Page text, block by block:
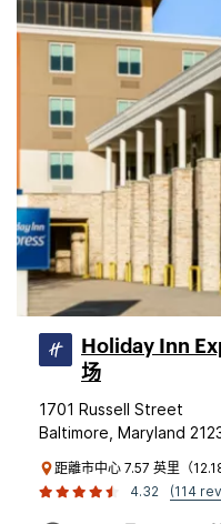
Holiday Inn
场
1701 Russell Street
Baltimore, Maryland
距離市中心 7.57 英里（
4.32
(114